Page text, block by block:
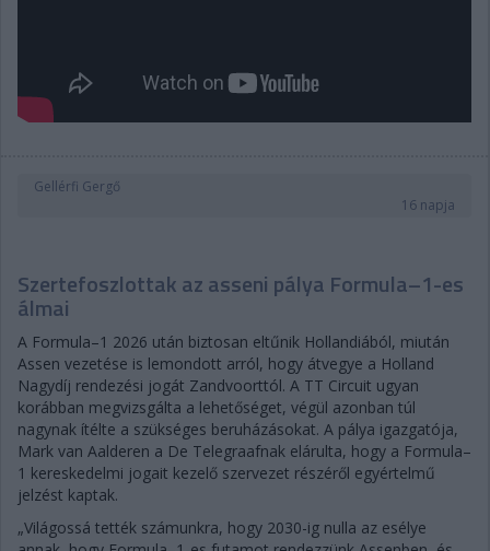
Gellérfi Gergő
16 napja
Szertefoszlottak az asseni pálya Formula–1-es
álmai
A Formula–1 2026 után biztosan eltűnik Hollandiából, miután
Assen vezetése is lemondott arról, hogy átvegye a Holland
Nagydíj rendezési jogát Zandvoorttól. A TT Circuit ugyan
korábban megvizsgálta a lehetőséget, végül azonban túl
nagynak ítélte a szükséges beruházásokat. A pálya igazgatója,
Mark van Aalderen a De Telegraafnak elárulta, hogy a Formula–
1 kereskedelmi jogait kezelő szervezet részéről egyértelmű
jelzést kaptak.
„Világossá tették számunkra, hogy 2030-ig nulla az esélye